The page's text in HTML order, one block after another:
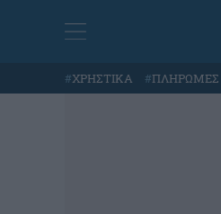
#ΧΡΗΣΤΙΚΑ #ΠΛΗΡΩΜΕΣ